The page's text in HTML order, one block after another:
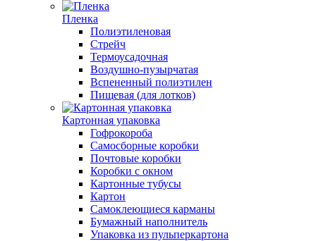
Пленка
Полиэтиленовая
Стрейч
Термоусадочная
Воздушно-пузырчатая
Вспененный полиэтилен
Пищевая (для лотков)
Картонная упаковка
Гофрокороба
Самосборные коробки
Почтовые коробки
Коробки с окном
Картонные тубусы
Картон
Самоклеющиеся карманы
Бумажный наполнитель
Упаковка из пульперкартона